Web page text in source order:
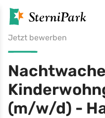
Jetzt bewerben
(m/w/d) -